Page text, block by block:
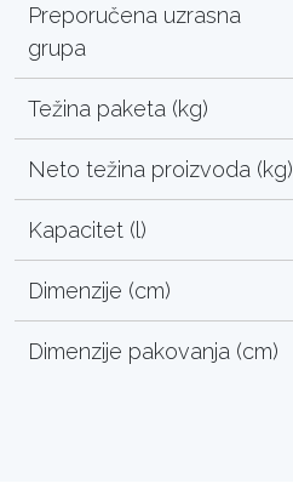
Preporučena uzrasna
grupa
Težina paketa (kg)
Neto težina proizvoda (kg)
Kapacitet (l)
Dimenzije (cm)
Dimenzije pakovanja (cm)